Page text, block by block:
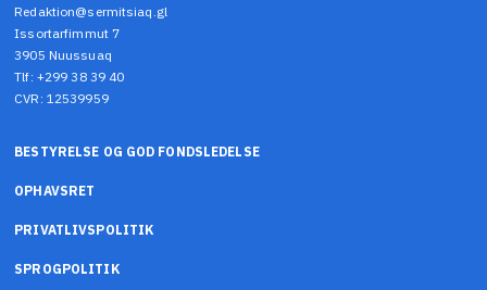
Redaktion@sermitsiaq.gl
Issortarfimmut 7
3905 Nuussuaq
Tlf: +299 38 39 40
CVR: 12539959
BESTYRELSE OG GOD FONDSLEDELSE
OPHAVSRET
PRIVATLIVSPOLITIK
SPROGPOLITIK